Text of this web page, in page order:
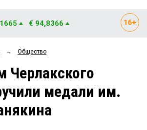
Рейтинги
Блоги
€ 94,8366
→ Общество
Черлакского
медали им.